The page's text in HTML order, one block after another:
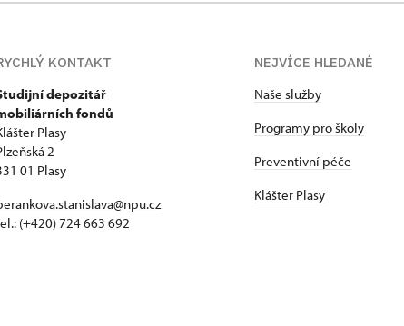
KONTAKT
depozitář
fondů
Plasy
2
01 Plasy
(+420) 724 663 692
NEJVÍCE HLEDANÉ
Naše služby
Programy pro školy
Preventivní péče
Klášter Plasy